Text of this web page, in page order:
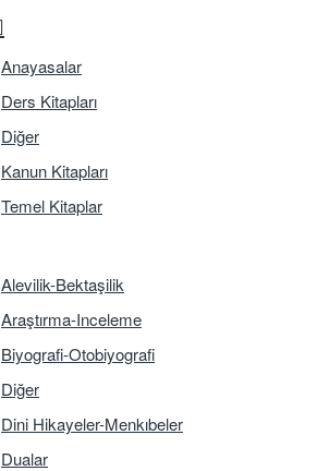
Anayasalar
Ders Kitapları
Diğer
Kanun Kitapları
Temel Kitaplar
Alevilik-Bektaşilik
Araştırma-Inceleme
Biyografi-Otobiyografi
Diğer
Dini Hikayeler-Menkıbeler
Dualar